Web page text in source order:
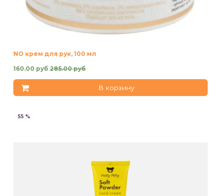
NO крем для рук, 100 мл
160.00 руб 285.00 руб
В корзину
55 %